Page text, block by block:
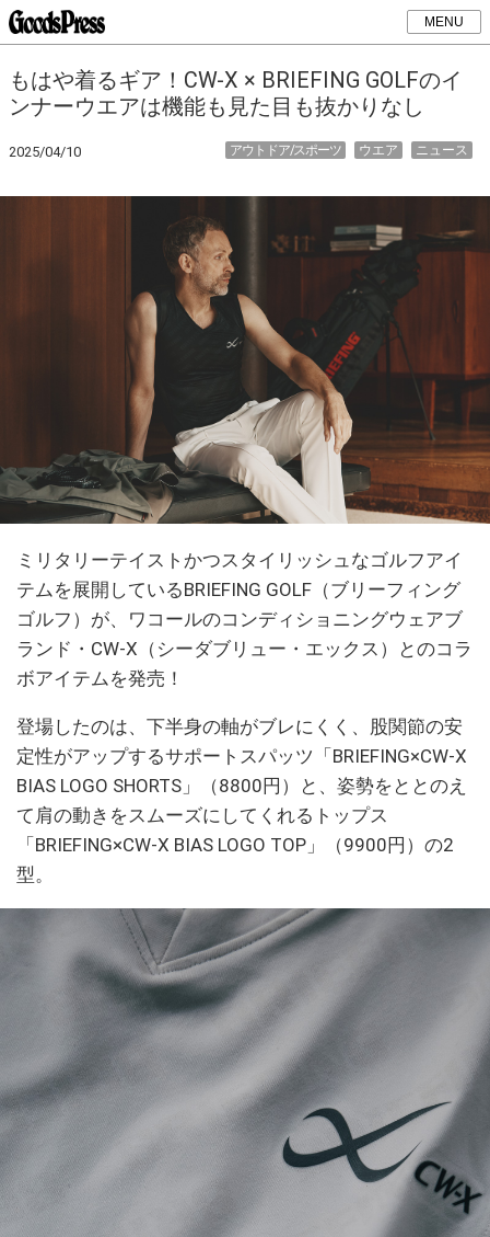
MENU
もはや着るギア！CW-X × BRIEFING GOLFのイ
ンナーウエアは機能も見た目も抜かりなし
2025/04/10 ニュース
ウエア
アウトドア/スポーツ
ミリタリーテイストかつスタイリッシュなゴルフアイ
テムを展開しているBRIEFING GOLF（ブリーフィング
ゴルフ）が、ワコールのコンディショニングウェアブ
ランド・CW-X（シーダブリュー・エックス）とのコラ
ボアイテムを発売！
登場したのは、下半身の軸がブレにくく、股関節の安
定性がアップするサポートスパッツ「BRIEFING×CW-X
BIAS LOGO SHORTS」（8800円）と、姿勢をととのえ
て肩の動きをスムーズにしてくれるトップス
「BRIEFING×CW-X BIAS LOGO TOP」（9900円）の2
型。